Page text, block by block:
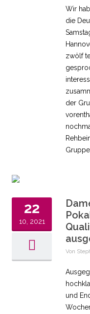
Wir
die
zwölf
der
Gruppe…
22
10, 2021
Von
und